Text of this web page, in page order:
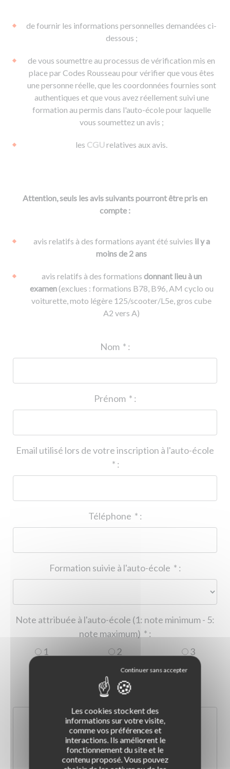
de fournir les informations personnelles demandées ci-
dessous ;
de vous soumettre au processus de vérification mis en
place par Codes Rousseau pour vérifier que vous êtes
une personne réelle, que les coordonnées fournies sont
authentiques et que vous avez réellement suivi une
formation au permis dans l'auto-école pour laquelle
vous soumettez un avis ;
les CGUrelatives aux avis.
Attention, seuls les avis suivants pourront être pris en
compte :
avis relatifs à des formations ayant été suivies il y a
moins de 2 ans
avis relatifs à des formations donnant lieu à un
examen(exclues : formations B78, B96, AM cyclo ou
voiturette, moto légère 125/scooter/L5e, gros cube
A2 vers A)
* :
* :
Email utilisé lors de votre inscription à l'auto-école
* :
* :
* :
Note attribuée à l'auto-école (1: note minimum - 5:
* :
1
2
3
5
Les cookies stockent des
informations sur votre visite,
comme vos préférences et
interactions. Ils améliorent le
fonctionnement du site et le
contenu proposé. Vous pouvez